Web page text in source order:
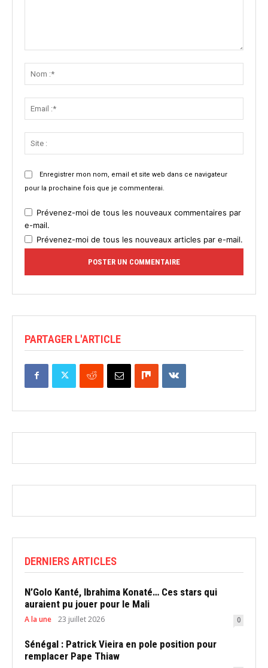
Enregistrer mon nom, email et site web dans ce navigateur
pour la prochaine fois que je commenterai.
Prévenez-moi de tous les nouveaux commentaires par
e-mail.
Prévenez-moi de tous les nouveaux articles par e-mail.
PARTAGER L'ARTICLE
DERNIERS ARTICLES
N’Golo Kanté, Ibrahima Konaté… Ces stars qui
auraient pu jouer pour le Mali
A la une 23 juillet 2026 0
Sénégal : Patrick Vieira en pole position pour
remplacer Pape Thiaw